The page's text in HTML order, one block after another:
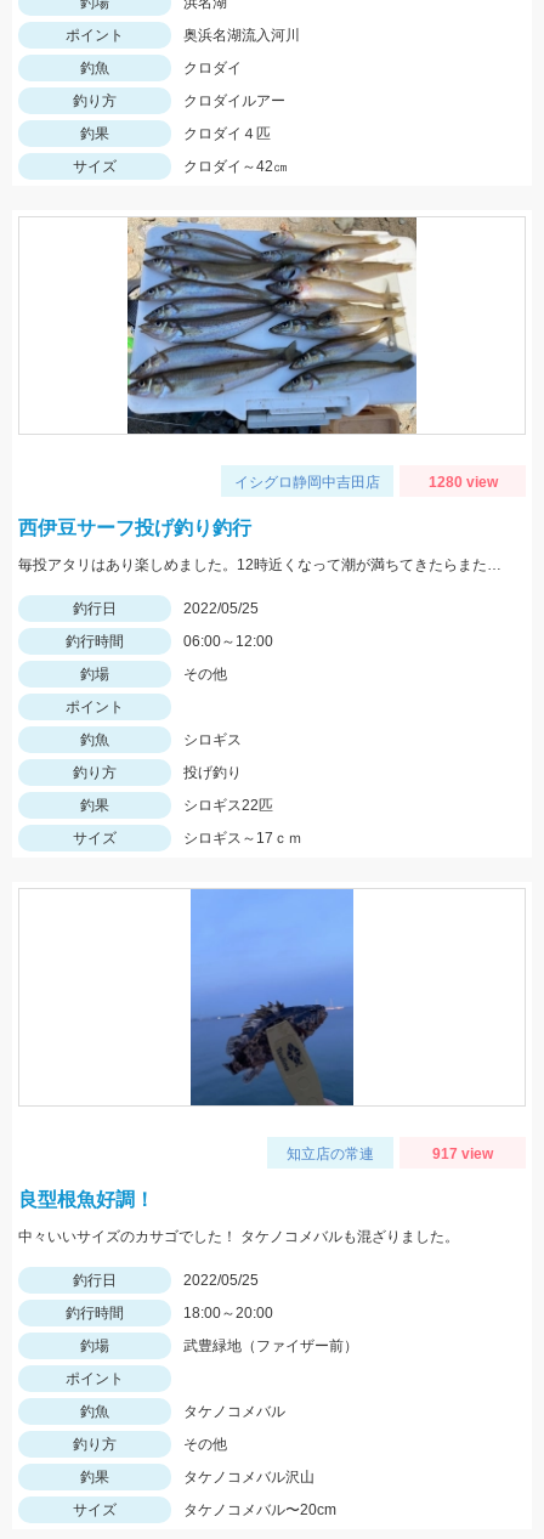
ポイント
奥浜名湖流入河川
釣魚
クロダイ
釣り方
クロダイルアー
釣果
クロダイ４匹
サイズ
クロダイ～42㎝
イシグロ静岡中吉田店 1280 view
西伊豆サーフ投げ釣り釣行
毎投アタリはあり楽しめました。12時近くなって潮が満ちてきたらまた食い良くなりましたが、エサ切れで終了しました。エサは赤イソメでした。
釣行日
2022/05/25
釣行時間
06:00～12:00
釣場
その他
ポイント
釣魚
シロギス
釣り方
投げ釣り
釣果
シロギス22匹
サイズ
シロギス～17ｃｍ
知立店の常連 917 view
良型根魚好調！
中々いいサイズのカサゴでした！ タケノコメバルも混ざりました。
釣行日
2022/05/25
釣行時間
18:00～20:00
釣場
武豊緑地（ファイザー前）
ポイント
釣魚
タケノコメバル
釣り方
その他
釣果
タケノコメバル沢山
サイズ
タケノコメバル〜20cm